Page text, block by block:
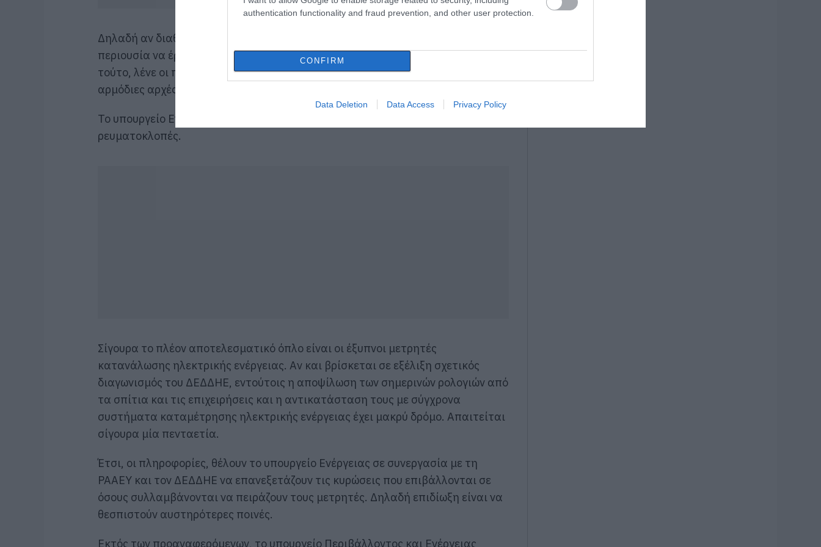
authentication functionality and fraud prevention, and other user protection.
CONFIRM
Data Deletion Data Access Privacy Policy
Δηλαδή αν διαθέτουν υψηλά εισοδήματα ή και μεγάλη ακίνητη και λοιπή
περιουσία να έρχονται τότε αντιμέτωποι και με τις συνέπειες του νόμου. Προς
τούτο, λένε οι πληροφορίες, φέρεται να υπάρχει ήδη συνεννόηση με τις
αρμόδιες αρχές.
Το υπουργείο Ενέργειας, όμως, ετοιμάζει και παρέμβαση και για τις
ρευματοκλοπές.
Σίγουρα το πλέον αποτελεσματικό όπλο είναι οι έξυπνοι μετρητές
κατανάλωσης ηλεκτρικής ενέργειας. Αν και βρίσκεται σε εξέλιξη σχετικός
διαγωνισμός του ΔΕΔΔΗΕ, εντούτοις η αποψίλωση των σημερινών ρολογιών από
τα σπίτια και τις επιχειρήσεις και η αντικατάσταση τους με σύγχρονα
συστήματα καταμέτρησης ηλεκτρικής ενέργειας έχει μακρύ δρόμο. Απαιτείται
σίγουρα μία πενταετία.
Έτσι, οι πληροφορίες, θέλουν το υπουργείο Ενέργειας σε συνεργασία με τη
ΡΑΑΕΥ και τον ΔΕΔΔΗΕ να επανεξετάζουν τις κυρώσεις που επιβάλλονται σε
όσους συλλαμβάνονται να πειράζουν τους μετρητές. Δηλαδή επιδίωξη είναι να
θεσπιστούν αυστηρότερες ποινές.
Εκτός των προαναφερόμενων, το υπουργείο Περιβάλλοντος και Ενέργειας